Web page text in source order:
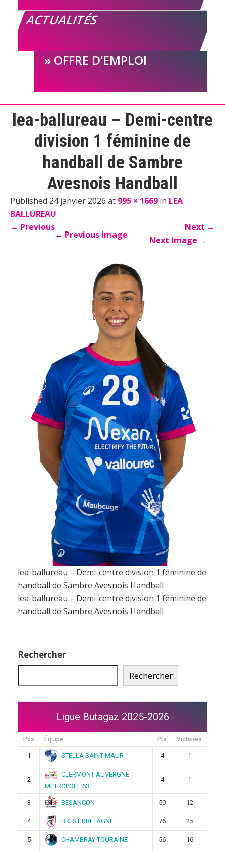
ACTUALITÉS
OFFRE D’EMPLOI
lea-ballureau – Demi-centre
division 1 féminine de
handball de Sambre
Avesnois Handball
Published 24 janvier 2026 at 995 × 1669 in LEA
BALLUREAU
← Previous Next →
← Previous Image Next Image →
lea-ballureau – Demi-centre division 1 féminine de
handball de Sambre Avesnois Handball
lea-ballureau – Demi-centre division 1 féminine de
handball de Sambre Avesnois Handball
Rechercher
Rechercher
Ligue Butagaz 2025-2026
Pos Équipe Pts Victoires
1 STELLA SAINT-MAUR 4 1
2
CLERMONT AUVERGNE
METROPOLE 63
4 1
3 BESANCON 50 12
4 BREST BRETAGNE 76 25
5 CHAMBRAY TOURAINE 56 16